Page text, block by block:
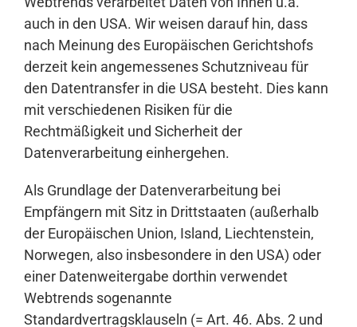
auch in den USA. Wir weisen darauf hin, dass
nach Meinung des Europäischen Gerichtshofs
derzeit kein angemessenes Schutzniveau für
den Datentransfer in die USA besteht. Dies kann
mit verschiedenen Risiken für die
Rechtmäßigkeit und Sicherheit der
Datenverarbeitung einhergehen.
Als Grundlage der Datenverarbeitung bei
Empfängern mit Sitz in Drittstaaten (außerhalb
der Europäischen Union, Island, Liechtenstein,
Norwegen, also insbesondere in den USA) oder
einer Datenweitergabe dorthin verwendet
Webtrends sogenannte
Standardvertragsklauseln (= Art. 46. Abs. 2 und